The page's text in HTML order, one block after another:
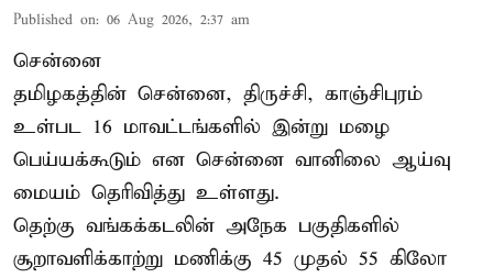
Published on: 06 Aug 2026, 2:37 am
சென்னை
தமிழகத்தின் சென்னை, திருச்சி, காஞ்சிபுரம்
உள்பட 16 மாவட்டங்களில் இன்று மழை
பெய்யக்கூடும் என சென்னை வானிலை ஆய்வு
மையம் தெரிவித்து உள்ளது.
தெற்கு வங்கக்கடலின் அநேக பகுதிகளில்
சூறாவளிக்காற்று மணிக்கு 45 முதல் 55 கிலோ